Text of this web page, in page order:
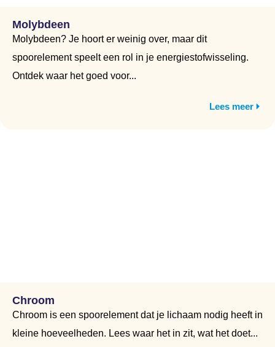
Molybdeen
Molybdeen? Je hoort er weinig over, maar dit
spoorelement speelt een rol in je energiestofwisseling.
Ontdek waar het goed voor...
Lees meer
Chroom
Chroom is een spoorelement dat je lichaam nodig heeft in
kleine hoeveelheden. Lees waar het in zit, wat het doet...